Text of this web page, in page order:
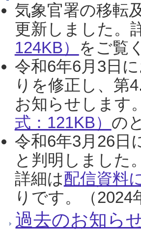
気象官署の移転
更新しました。
124KB） をご覧
令和6年6月3日
りを修正し、第
お知らせします
式：121KB） の
令和6年3月26日
と判明しました
詳細は配信資料
りです。（2024
過去のお知ら